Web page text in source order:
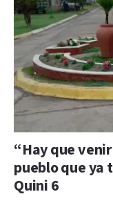
“Hay que
pueblo que ya
Quini 6